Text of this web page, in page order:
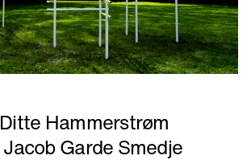
Ditte Hammerstrøm
Jacob Garde Smedje